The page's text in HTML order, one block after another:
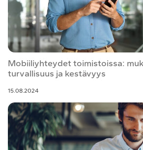
Mobiiliyhteydet toimistoissa:
turvallisuus ja kestävyys
15.08.2024